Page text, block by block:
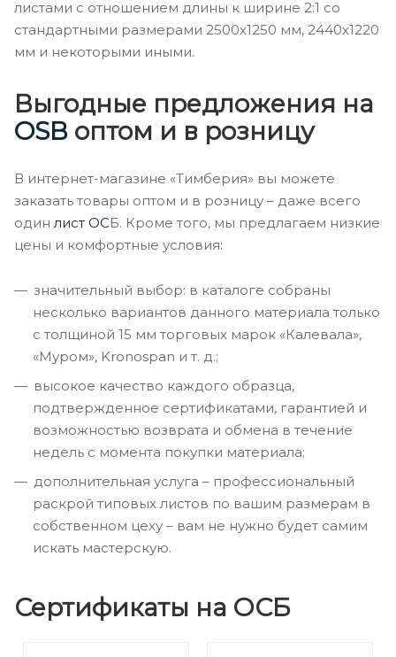
листами с отношением длины к ширине 2:1 со
стандартными размерами 2500х1250 мм, 2440х1220
мм и некоторыми иными.
Выгодные предложения на
OSB оптом и в розницу
В интернет-магазине «Тимберия» вы можете
заказать товары оптом и в розницу – даже всего
один лист ОСБ. Кроме того, мы предлагаем низкие
цены и комфортные условия:
значительный выбор: в каталоге собраны
несколько вариантов данного материала только
с толщиной 15 мм торговых марок «Калевала»,
«Муром», Kronospan и т. д.;
высокое качество каждого образца,
подтвержденное сертификатами, гарантией и
возможностью возврата и обмена в течение
недель с момента покупки материала;
дополнительная услуга – профессиональный
раскрой типовых листов по вашим размерам в
собственном цеху – вам не нужно будет самим
искать мастерскую.
Сертификаты на ОСБ